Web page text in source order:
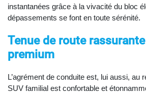
instantanées grâce à la vivacité du bloc
dépassements se font en toute sérénité.
Tenue de route
premium
L’agrément de conduite est, lui aussi, au
SUV familial est confortable et